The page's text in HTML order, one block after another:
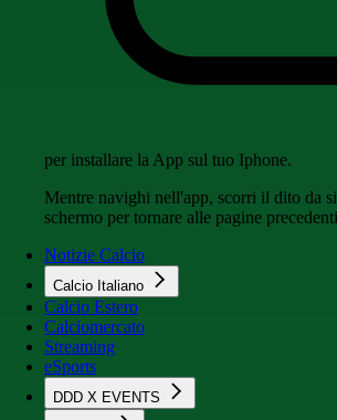
per installare la App sul tuo Iphone.
Mentre navighi nell'app, scorri il dito da
schermo per tornare alle pagine precedenti
Notizie Calcio
Calcio Italiano
Calcio Estero
Calciomercato
Streaming
eSports
DDD X EVENTS